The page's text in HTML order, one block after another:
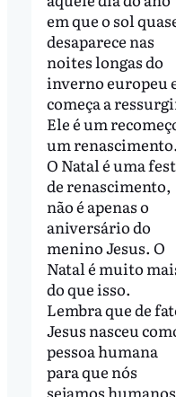
em que o sol
desaparece nas
noites longas do
inverno europeu
começa a
Ele é um
um renascimento.
O Natal é uma
de renascimento,
não é apenas o
aniversário do
menino Jesus. O
Natal é muito
do que isso.
Lembra que de
Jesus nasceu
pessoa humana
para que nós
sejamos humanos